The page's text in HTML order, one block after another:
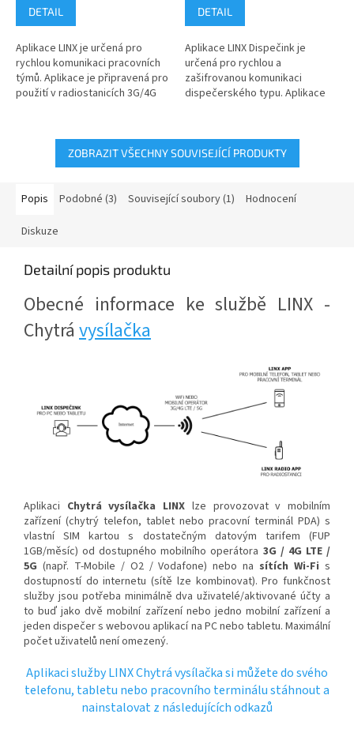
DETAIL
Aplikace LINX je určená pro
rychlou komunikaci pracovních
týmů. Aplikace je připravená pro
použití v radiostanicích 3G/4G
DETAIL
Aplikace LINX Dispečink je
určená pro rychlou a
zašifrovanou komunikaci
dispečerského typu. Aplikace
ZOBRAZIT VŠECHNY SOUVISEJÍCÍ PRODUKTY
Popis Podobné (3) Související soubory (1) Hodnocení
Diskuze
Detailní popis produktu
Obecné informace ke službě LINX -
Chytrá vysílačka
Aplikaci Chytrá vysílačka LINX lze provozovat v mobilním
zařízení (chytrý telefon, tablet nebo pracovní terminál PDA) s
vlastní SIM kartou s dostatečným datovým tarifem (FUP
1GB/měsíc) od dostupného mobilního operátora 3G / 4G LTE /
5G (např. T-Mobile / O2 / Vodafone) nebo na sítích Wi-Fi s
dostupností do internetu (sítě lze kombinovat). Pro funkčnost
služby jsou potřeba minimálně dva uživatelé/aktivované účty a
to buď jako dvě mobilní zařízení nebo jedno mobilní zařízení a
jeden dispečer s webovou aplikací na PC nebo tabletu. Maximální
počet uživatelů není omezený.
Aplikaci služby LINX Chytrá vysílačka si můžete do svého
telefonu, tabletu nebo pracovního terminálu stáhnout a
nainstalovat z následujících odkazů